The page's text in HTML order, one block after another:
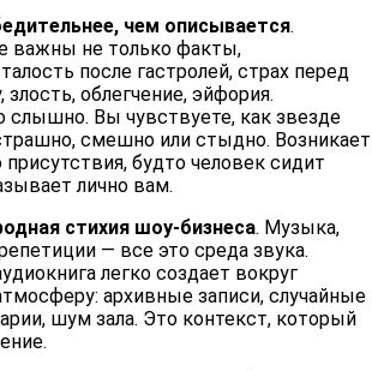
чем описывается.
важны не только факты,
после гастролей, страх перед
облегчение, эйфория.
слышно. Вы чувствуете, как звезде
смешно или стыдно. Возникает
будто человек сидит
лично вам.
стихия шоу-бизнеса. Музыка,
— все это среда звука.
легко создает вокруг
архивные записи, случайные
шум зала. Это контекст, который